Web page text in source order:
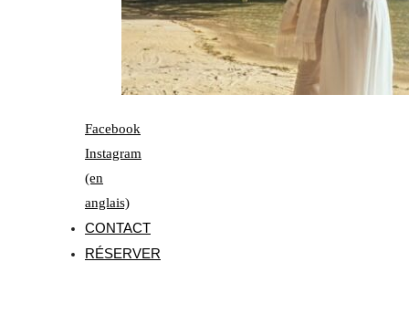
Facebook
Instagram
(en
anglais)
CONTACT
RÉSERVER